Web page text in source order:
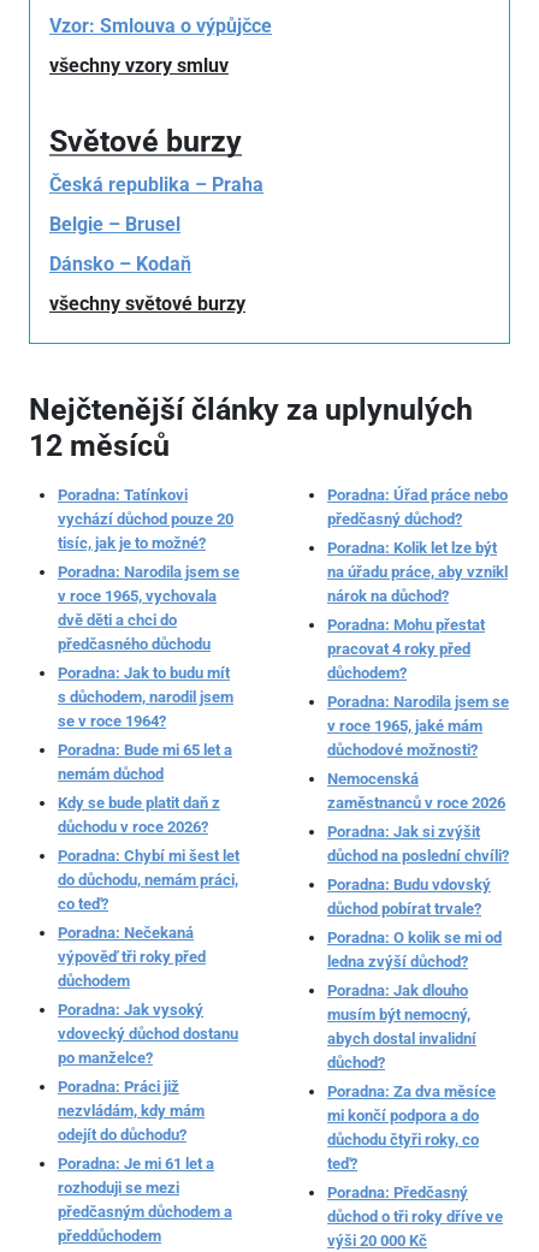
Vzor: Smlouva o výpůjčce
všechny vzory smluv
Světové burzy
Česká republika – Praha
Belgie – Brusel
Dánsko – Kodaň
všechny světové burzy
Nejčtenější články za uplynulých
12 měsíců
Poradna: Tatínkovi
vychází důchod pouze 20
tisíc, jak je to možné?
Poradna: Narodila jsem se
v roce 1965, vychovala
dvě děti a chci do
předčasného důchodu
Poradna: Jak to budu mít
s důchodem, narodil jsem
se v roce 1964?
Poradna: Bude mi 65 let a
nemám důchod
Kdy se bude platit daň z
důchodu v roce 2026?
Poradna: Chybí mi šest let
do důchodu, nemám práci,
co teď?
Poradna: Nečekaná
výpověď tři roky před
důchodem
Poradna: Jak vysoký
vdovecký důchod dostanu
po manželce?
Poradna: Práci již
nezvládám, kdy mám
odejít do důchodu?
Poradna: Je mi 61 let a
rozhoduji se mezi
předčasným důchodem a
předdůchodem
Poradna: Úřad práce nebo
předčasný důchod?
Poradna: Kolik let lze být
na úřadu práce, aby vznikl
nárok na důchod?
Poradna: Mohu přestat
pracovat 4 roky před
důchodem?
Poradna: Narodila jsem se
v roce 1965, jaké mám
důchodové možnosti?
Nemocenská
zaměstnanců v roce 2026
Poradna: Jak si zvýšit
důchod na poslední chvíli?
Poradna: Budu vdovský
důchod pobírat trvale?
Poradna: O kolik se mi od
ledna zvýší důchod?
Poradna: Jak dlouho
musím být nemocný,
abych dostal invalidní
důchod?
Poradna: Za dva měsíce
mi končí podpora a do
důchodu čtyři roky, co
teď?
Poradna: Předčasný
důchod o tři roky dříve ve
výši 20 000 Kč